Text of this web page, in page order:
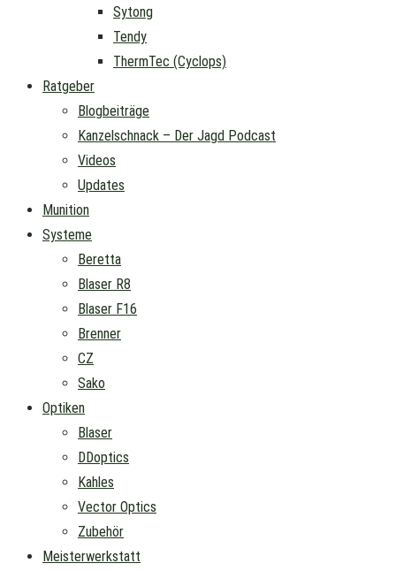
Sytong
Tendy
ThermTec (Cyclops)
Ratgeber
Blogbeiträge
Kanzelschnack – Der Jagd Podcast
Videos
Updates
Munition
Systeme
Beretta
Blaser R8
Blaser F16
Brenner
CZ
Sako
Optiken
Blaser
DDoptics
Kahles
Vector Optics
Zubehör
Meisterwerkstatt